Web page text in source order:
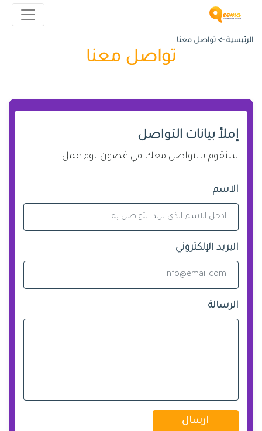
الرئيسية -> تواصل معنا
تواصل معنا
إملأ بيانات التواصل
سنقوم بالتواصل معك في غضون يوم عمل
الاسم
البريد الإلكتروني
الرسالة
ارسال